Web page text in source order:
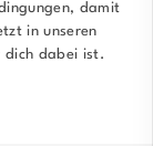
damit
in unseren
dich dabei ist.